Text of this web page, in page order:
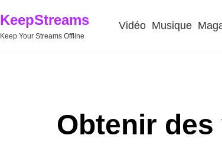
KeepStreams
Keep Your Streams Offline
Vidéo Musique
Obtenir